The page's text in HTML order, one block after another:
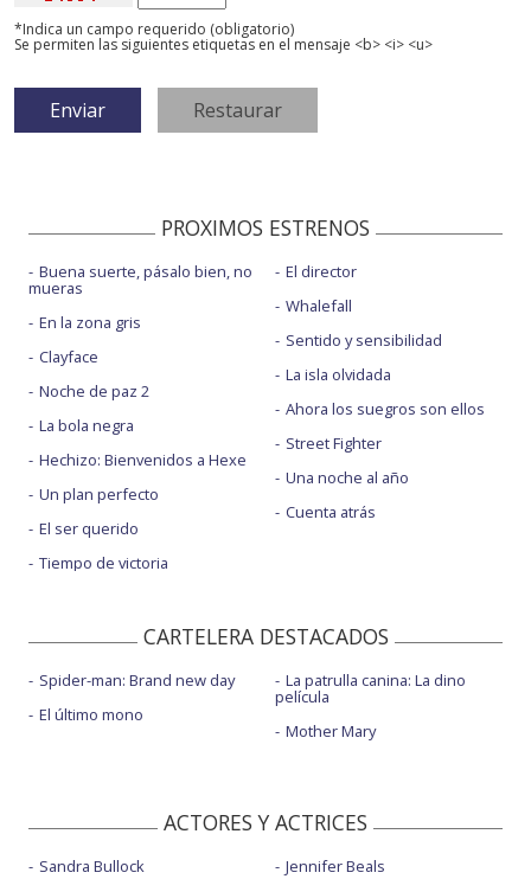
*Indica un campo requerido (obligatorio)
Se permiten las siguientes etiquetas en el mensaje <b> <i> <u>
PROXIMOS ESTRENOS
Buena suerte, pásalo bien, no
mueras
En la zona gris
Clayface
Noche de paz 2
La bola negra
Hechizo: Bienvenidos a Hexe
Un plan perfecto
El ser querido
Tiempo de victoria
El director
Whalefall
Sentido y sensibilidad
La isla olvidada
Ahora los suegros son ellos
Street Fighter
Una noche al año
Cuenta atrás
CARTELERA DESTACADOS
Spider-man: Brand new day
El último mono
La patrulla canina: La dino
película
Mother Mary
ACTORES Y ACTRICES
Sandra Bullock
Jennifer Beals